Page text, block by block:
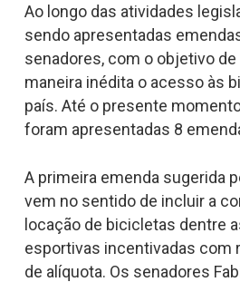
Ao longo das atividades
sendo apresentadas
senadores, com o objetivo
maneira inédita o acesso às
país. Até o presente
foram apresentadas 8
A primeira emenda sugerida
vem no sentido de incluir a
locação de bicicletas dentre
esportivas incentivadas com
de alíquota. Os senadores